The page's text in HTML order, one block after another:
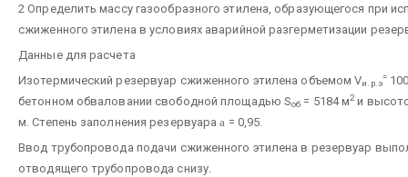
2 Определить массу газообразного этилена, образующегося при
сжиженного этилена в условиях аварийной разгерметизации
Данные для расчета
Изотермический резервуар сжиженного этилена объемом Vи.р.э
=
бетонном обваловании свободной площадью Sоб = 5184 м2и
м. Степень заполнения резервуараa = 0,95.
Ввод трубопровода подачи сжиженного этилена в резервуар
отводящего трубопровода снизу.